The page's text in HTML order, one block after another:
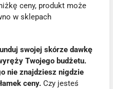
ceny, produkt może
w sklepach
swojej skórze dawkę
Twojego budżetu.
nie znajdziesz nigdzie
ceny. Czy jesteś